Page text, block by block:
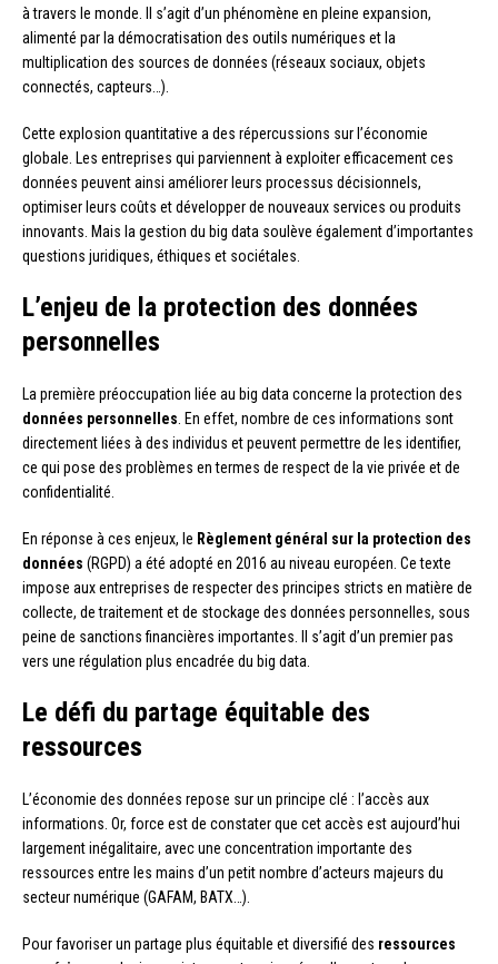
à travers le monde. Il s’agit d’un phénomène en pleine expansion,
alimenté par la démocratisation des outils numériques et la
multiplication des sources de données (réseaux sociaux, objets
connectés, capteurs…).
Cette explosion quantitative a des répercussions sur l’économie
globale. Les entreprises qui parviennent à exploiter efficacement ces
données peuvent ainsi améliorer leurs processus décisionnels,
optimiser leurs coûts et développer de nouveaux services ou produits
innovants. Mais la gestion du big data soulève également d’importantes
questions juridiques, éthiques et sociétales.
L’enjeu de la protection des données
personnelles
La première préoccupation liée au big data concerne la protection des
données personnelles . En effet, nombre de ces informations sont
directement liées à des individus et peuvent permettre de les identifier,
ce qui pose des problèmes en termes de respect de la vie privée et de
confidentialité.
En réponse à ces enjeux, le Règlement général sur la protection des
données (RGPD) a été adopté en 2016 au niveau européen. Ce texte
impose aux entreprises de respecter des principes stricts en matière de
collecte, de traitement et de stockage des données personnelles, sous
peine de sanctions financières importantes. Il s’agit d’un premier pas
vers une régulation plus encadrée du big data.
Le défi du partage équitable des
ressources
L’économie des données repose sur un principe clé : l’accès aux
informations. Or, force est de constater que cet accès est aujourd’hui
largement inégalitaire, avec une concentration importante des
ressources entre les mains d’un petit nombre d’acteurs majeurs du
secteur numérique (GAFAM, BATX…).
Pour favoriser un partage plus équitable et diversifié des ressources